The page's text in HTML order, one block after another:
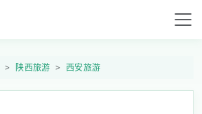
陕西旅游 西安旅游